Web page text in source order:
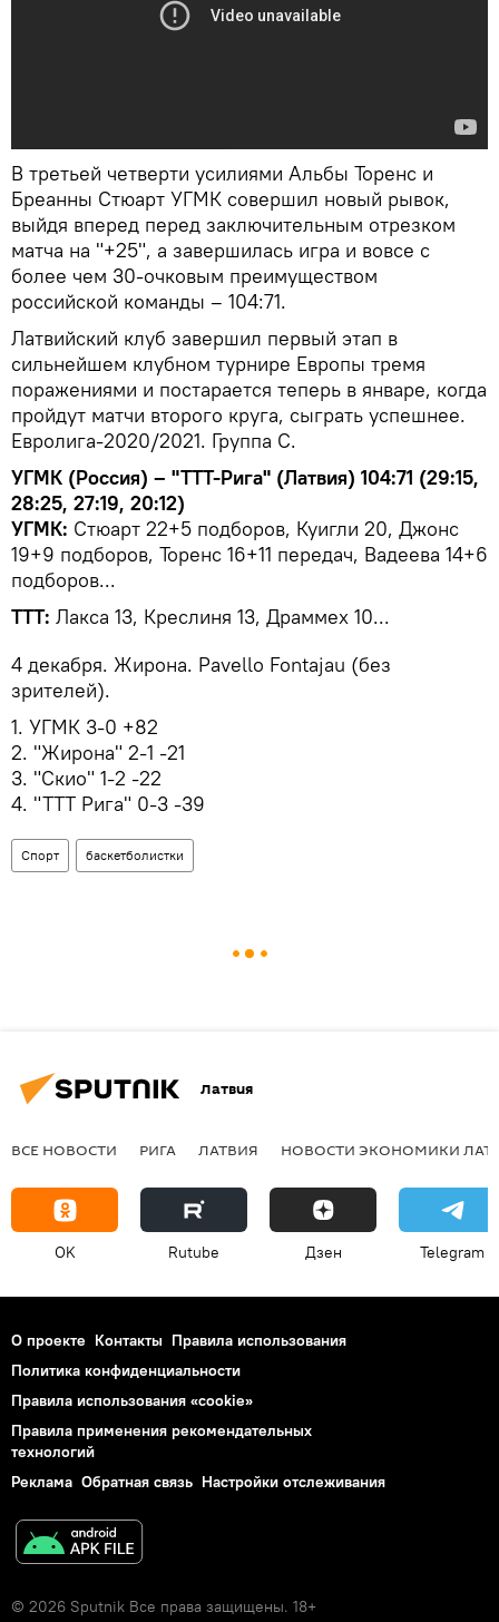
В третьей четверти усилиями Альбы Торенс и
Бреанны Стюарт УГМК совершил новый рывок,
выйдя вперед перед заключительным отрезком
матча на "+25", а завершилась игра и вовсе с
более чем 30-очковым преимуществом
российской команды – 104:71.
Латвийский клуб завершил первый этап в
сильнейшем клубном турнире Европы тремя
поражениями и постарается теперь в январе, когда
пройдут матчи второго круга, сыграть успешнее.
Евролига-2020/2021. Группа С.
УГМК (Россия) – "ТТТ-Рига" (Латвия) 104:71 (29:15,
28:25, 27:19, 20:12)
УГМК: Стюарт 22+5 подборов, Куигли 20, Джонс
19+9 подборов, Торенс 16+11 передач, Вадеева 14+6
подборов...
ТТТ: Лакса 13, Креслиня 13, Драммех 10...
4 декабря. Жирона. Pavello Fontajau (без
зрителей).
1. УГМК 3-0 +82
2. "Жирона" 2-1 -21
3. "Скио" 1-2 -22
4. "ТТТ Рига" 0-3 -39
Спорт баскетболистки
Латвия
ВСЕ НОВОСТИ РИГА ЛАТВИЯ НОВОСТИ ЭКОНОМИКИ
OK Rutube Дзен Telegram
О проекте Контакты Правила использования
Политика конфиденциальности
Правила использования «cookie»
Правила применения рекомендательных
технологий
Реклама Обратная связь Настройки отслеживания
© 2026 Sputnik Все права защищены. 18+